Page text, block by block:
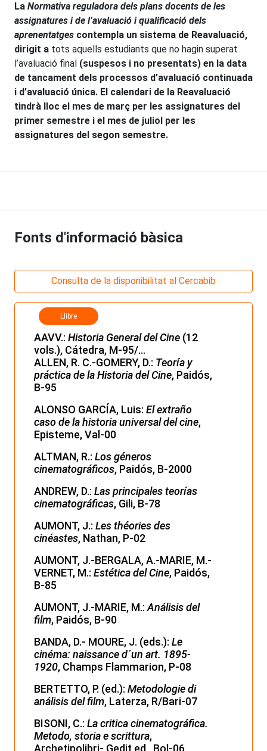
La Normativa reguladora dels plans docents de les
assignatures i de l’avaluació i qualificació dels
aprenentatges contempla un sistema de Reavaluació,
dirigit a tots aquells estudiants que no hagin superat
l’avaluació final (suspesos i no presentats) en la data
de tancament dels processos d’avaluació continuada
i d’avaluació única. El calendari de la Reavaluació
tindrà lloc el mes de març per les assignatures del
primer semestre i el mes de juliol per les
assignatures del segon semestre.
Fonts d'informació bàsica
Consulta de la disponibilitat al Cercabib
Llibre
AAVV.: Historia General del Cine (12
vols.), Cátedra, M-95/...
ALLEN, R. C.-GOMERY, D.: Teoría y
práctica de la Historia del Cine, Paidós,
B-95
ALONSO GARCÍA, Luis: El extraño
caso de la historia universal del cine,
Episteme, Val-00
ALTMAN, R.: Los géneros
cinematográficos, Paidós, B-2000
ANDREW, D.: Las principales teorías
cinematográficas, Gili, B-78
AUMONT, J.: Les théories des
cinéastes, Nathan, P-02
AUMONT, J.-BERGALA, A.-MARIE, M.-
VERNET, M.: Estética del Cine, Paidós,
B-85
AUMONT, J.-MARIE, M.: Análisis del
film, Paidós, B-90
BANDA, D.- MOURE, J. (eds.): Le
cinéma: naissance d´un art. 1895-
1920, Champs Flammarion, P-08
BERTETTO, P. (ed.): Metodologie di
análisis del film, Laterza, R/Bari-07
BISONI, C.: La critica cinematográfica.
Metodo, storia e scrittura,
Archetipolibri- Gedit ed., Bol-06